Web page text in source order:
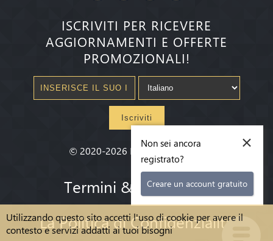
Utilizzando questo sito accetti l'uso di cookie per avere il
contesto e servizi addatti ai tuoi bisogni
ISCRIVITI PER RICEVERE
AGGIORNAMENTI E OFFERTE
PROMOZIONALI!
Iscriviti
© 2020-2026 Millenium State®
Termini & condizioni
La Politica di Confidenzialità
×
Non sei ancora
registrato?
Creare un account gratuito